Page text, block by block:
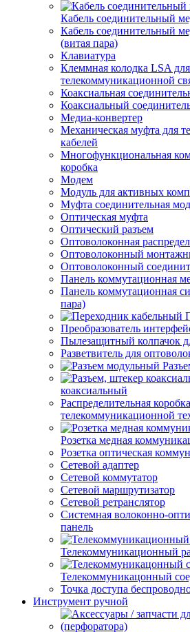
Кабель соединительный
Кабель соединительный
(витая пара)
Клавиатура
Клеммная колодка LSA для
телекоммуникационной
Коаксиальная
Коаксиальный
Медиа-конвертер
Механическая муфта для
кабелей
Многофункциональная
коробка
Модем
Модуль для активных
Муфта соединительная
Оптическая муфта
Оптический разъем
Оптоволоконная
Оптоволоконный
Оптоволоконный
Панель коммутационная
Панель коммутационная
пара)
Преобразователь
Пылезащитный колпачок
Разветвитель для
коаксиальный
Распределительная
телекоммуникационной
Розетка медная
Розетка оптическая
Сетевой адаптер
Сетевой коммутатор
Сетевой маршрутизатор
Сетевой ретранслятор
Системная волоконно-
панель
Телекоммуникационный
Телекоммуникацонный
Точка доступа
Инструмент ручной